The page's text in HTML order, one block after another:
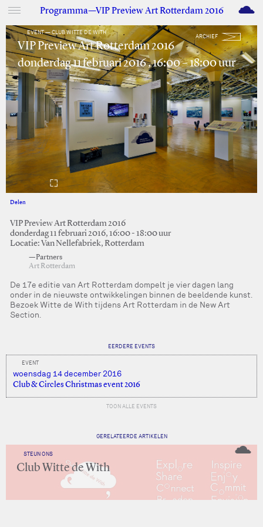
Programma—VIP Preview Art Rotterdam 2016 M
EVENT — CLUB WITTE DE WITH
ARCHIEF
VIP Preview Art Rotterdam 2016
donderdag 11 februari 2016 , 16:00 – 18:00 uur
Delen
VIP Preview Art Rotterdam 2016
donderdag 11 februari 2016, 16:00 - 18:00 uur
Locatie: Van Nellefabriek, Rotterdam
—Partners
Art Rotterdam
De 17e editie van Art Rotterdam dompelt je vier dagen lang
onder in de nieuwste ontwikkelingen binnen de beeldende kunst.
Bezoek Witte de With tijdens Art Rotterdam in de New Art
Section.
EERDERE EVENTS
EVENT
woensdag 14 december 2016
Club & Circles Christmas event 2016
TOON ALLE EVENTS
GERELATEERDE ARTIKELEN
STEUN ONS
Club Witte de With